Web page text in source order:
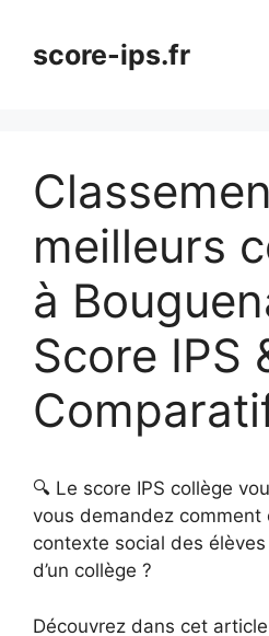
contenuscore-ips.fr
meilleurs
à
Score IPS
🔍 Le score IPS collège
vous demandez
contexte social des
d’un collège ?
Découvrez dans cet